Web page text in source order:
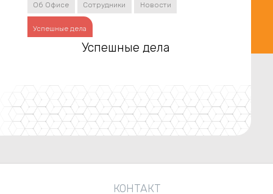
Об Офисе Сотрудники Новости
Успешные дела
Успешные дела
КОНТАКТ